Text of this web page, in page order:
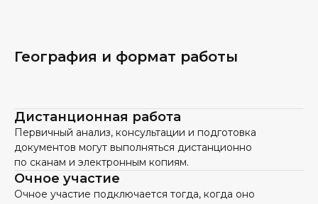
География и формат работы
Дистанционная работа
Первичный анализ, консультации и подготовка
документов могут выполняться дистанционно
по сканам и электронным копиям.
Очное участие
Очное участие подключается тогда, когда оно